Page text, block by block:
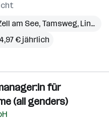
am See, Tamsweg, Linz
€ jährlich
für
(all genders)